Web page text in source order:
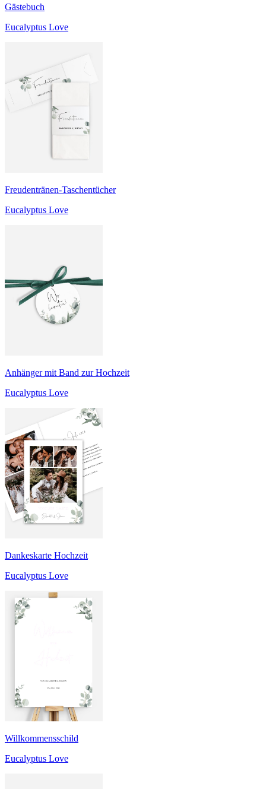
Gästebuch
Eucalyptus Love
Freudentränen-Taschentücher
Eucalyptus Love
Anhänger mit Band zur Hochzeit
Eucalyptus Love
Dankeskarte Hochzeit
Eucalyptus Love
Willkommensschild
Eucalyptus Love